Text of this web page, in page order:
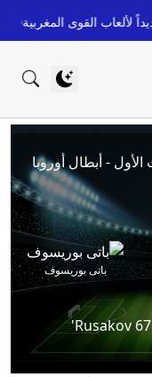
قبل 6 ساعات
- أبطال أوروبا
باتى بوريسوف
Rusakov67'